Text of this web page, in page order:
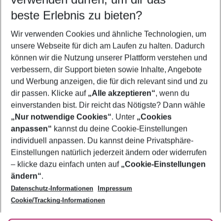
5-8 Nächte
2 Erwachsene Keine Kinder
Mehr Filter anzeigen
Footer
Footer navigation
Über uns
AGB
Bestpreisgarantie
Cookie-Einstellungen ändern
Cookie-Richtlinie
Agenturbetreuung
Barrierefreies Reisen
Folge uns
beste Erlebnis zu bieten?
Wir verwenden Cookies und ähnliche Technologien, um
unsere Webseite für dich am Laufen zu halten. Dadurch
können wir die Nutzung unserer Plattform verstehen und
verbessern, dir Support bieten sowie Inhalte, Angebote
und Werbung anzeigen, die für dich relevant sind und zu
dir passen. Klicke auf „Alle akzeptieren“, wenn du
einverstanden bist. Dir reicht das Nötigste? Dann wähle
„Nur notwendige Cookies“. Unter „Cookies
anpassen“ kannst du deine Cookie-Einstellungen
individuell anpassen. Du kannst deine Privatsphäre-
Einstellungen natürlich jederzeit ändern oder widerrufen
– klicke dazu einfach unten auf „Cookie-Einstellungen
ändern“.
Datenschutz-Informationen
Impressum
Cookie/Tracking-Informationen